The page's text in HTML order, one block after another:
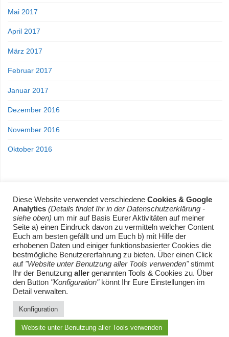
Mai 2017
April 2017
März 2017
Februar 2017
Januar 2017
Dezember 2016
November 2016
Oktober 2016
Home
Was in meinen Regalen steht
Was auf meinem Tisch steht
Mit den Gedanken abschweifen
Datenschutz
Impressum
Powered by Anima & WordPress.
Diese Website verwendet verschiedene Cookies & Google
Analytics (Details findet Ihr in der Datenschutzerklärung -
siehe oben) um mir auf Basis Eurer Aktivitäten auf meiner
Seite a) einen Eindruck davon zu vermitteln welcher Content
Euch am besten gefällt und um Euch b) mit Hilfe der
erhobenen Daten und einiger funktionsbasierter Cookies die
bestmögliche Benutzererfahrung zu bieten. Über einen Click
auf "Website unter Benutzung aller Tools verwenden"stimmt
Ihr der Benutzung aller genannten Tools & Cookies zu. Über
den Button "Konfiguration"könnt Ihr Eure Einstellungen im
Detail verwalten.
Konfiguration
Website unter Benutzung aller Tools verwenden